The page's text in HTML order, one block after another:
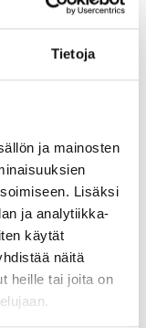
Tietoja
ja mainosten
Lisäksi
ja analytiikka-
käytät
näitä
heille tai joita on